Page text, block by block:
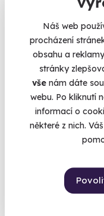
Náš web
procházení
obsahu a
stránky
vše nám dáte
webu. Po kliknutí
informací o
některé z nich.
Volný termín už
Zážitková
Vystřílíte celkem 72